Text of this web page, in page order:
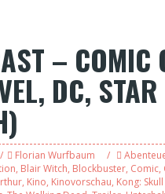
–
DC,
Florian Wurfbaum
, Blair Witch, Blockbuster, Comic,
, Kino, Kinovorschau, Kong: